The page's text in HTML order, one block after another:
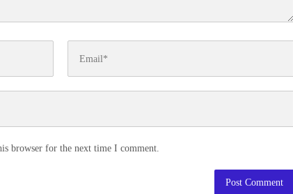
browser for the next time I comment.